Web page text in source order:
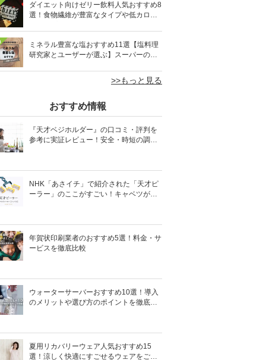
ダイエット向けゼリー飲料人気おすすめ8
選！食物繊維が豊富なタイプや低カロリ
ミネラル豊富な塩おすすめ11選【塩料理
研究家とユーザーが選ぶ】スーパーの人
>>もっと見る
おすすめ情報
『天才ベジホルダー』の口コミ・評判を
参考に実証レビュー！安全・時短の調理
NHK「あさイチ」で紹介された「天才ピ
ーラー」のここがすごい！キャベツがほ
年賀状印刷業者のおすすめ5選！料金・サ
ービスを徹底比較
ウォーターサーバーおすすめ10選！導入
のメリットや選び方のポイントを徹底解
夏用リカバリーウェア人気おすすめ15
選！涼しく快適にすごせるウェアをご紹